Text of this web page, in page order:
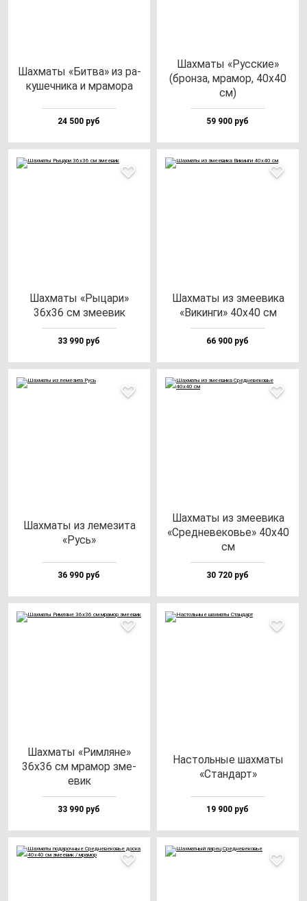
Шах­ма­ты «Бит­ва» из ра­
ку­шеч­ни­ка и мра­мо­ра
24 500 руб
Шах­ма­ты «Рус­ские»
(брон­за, мра­мор, 40х40
см)
59 900 руб
Шах­ма­ты «Рыца­ри»
36х36 см зме­евик
33 990 руб
Шах­ма­ты из зме­еви­ка
«Викин­ги» 40х40 см
66 900 руб
Шах­ма­ты из ле­ме­зи­та
«Русь»
36 990 руб
Шах­ма­ты из зме­еви­ка
«Сред­не­ве­ковье» 40х40
см
30 720 руб
Шах­ма­ты «Рим­ля­не»
36х36 см мра­мор зме­
евик
33 990 руб
Нас­толь­ные шах­ма­ты
«Стан­дарт»
19 900 руб